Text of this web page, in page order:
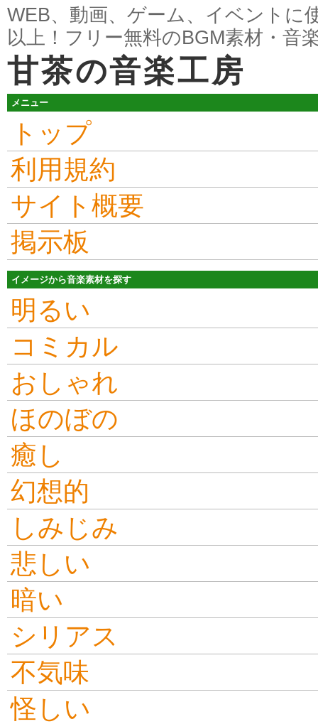
WEB、動画、ゲーム、イベントに
以上！フリー無料のBGM素材・音
甘茶の音楽工房
メニュー
トップ
利用規約
サイト概要
掲示板
イメージから音楽素材を探す
明るい
コミカル
おしゃれ
ほのぼの
癒し
幻想的
しみじみ
悲しい
暗い
シリアス
不気味
怪しい